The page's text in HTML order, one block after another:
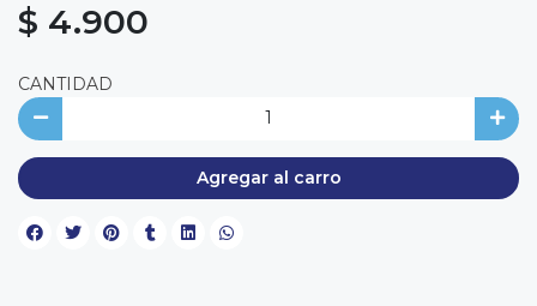
$ 4.900
CANTIDAD
Agregar al carro